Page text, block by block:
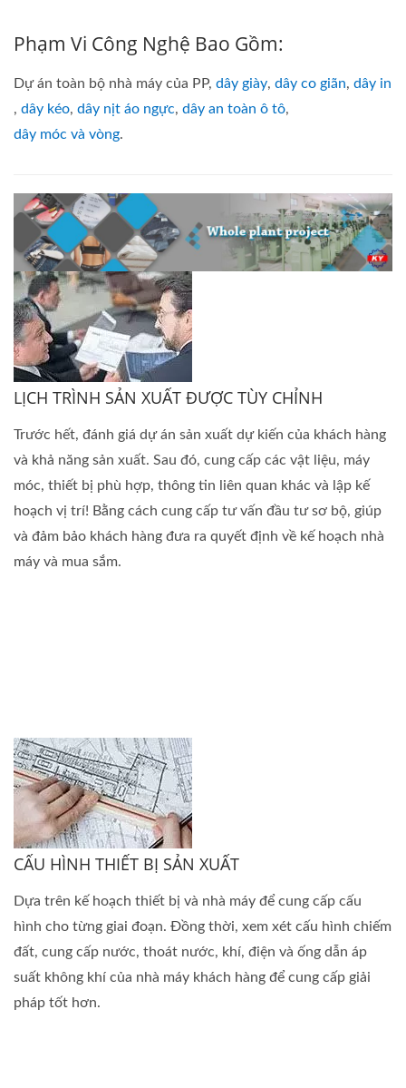
Phạm Vi Công Nghệ Bao Gồm:
Dự án toàn bộ nhà máy của PP, dây giày, dây co giãn, dây in
, dây kéo, dây nịt áo ngực, dây an toàn ô tô,
dây móc và vòng.
LỊCH TRÌNH SẢN XUẤT ĐƯỢC TÙY CHỈNH
Trước hết, đánh giá dự án sản xuất dự kiến của khách hàng
và khả năng sản xuất. Sau đó, cung cấp các vật liệu, máy
móc, thiết bị phù hợp, thông tin liên quan khác và lập kế
hoạch vị trí! Bằng cách cung cấp tư vấn đầu tư sơ bộ, giúp
và đảm bảo khách hàng đưa ra quyết định về kế hoạch nhà
máy và mua sắm.
CẤU HÌNH THIẾT BỊ SẢN XUẤT
Dựa trên kế hoạch thiết bị và nhà máy để cung cấp cấu
hình cho từng giai đoạn. Đồng thời, xem xét cấu hình chiếm
đất, cung cấp nước, thoát nước, khí, điện và ống dẫn áp
suất không khí của nhà máy khách hàng để cung cấp giải
pháp tốt hơn.